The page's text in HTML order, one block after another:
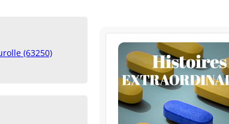
(63250)